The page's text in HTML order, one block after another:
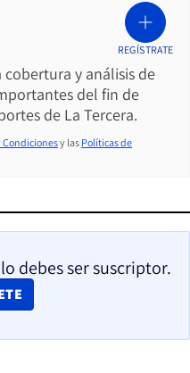
y análisis de
del fin de
de La Tercera.
REGÍSTRATE
Condicionesy las Políticas de
debes ser suscriptor.
WINDOW